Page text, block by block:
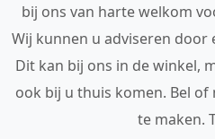
bij ons van harte welkom
Wij kunnen u adviseren door
Dit kan bij ons in de winkel,
ook bij u thuis komen. Bel
te maken.